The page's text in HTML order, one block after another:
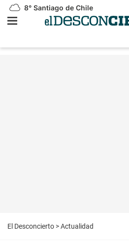
8° Santiago de Chile
El Desconcierto >Actualidad